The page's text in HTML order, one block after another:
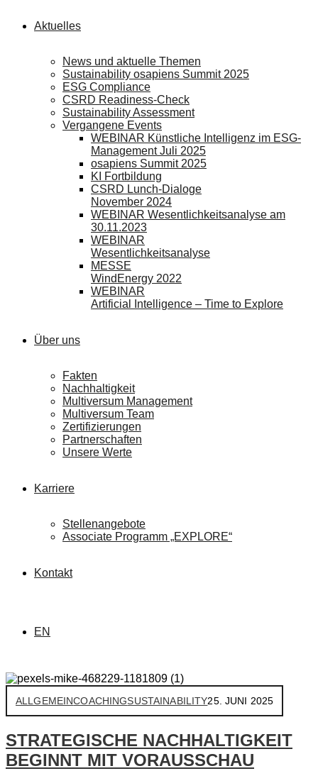
Aktuelles
News und aktuelle Themen
Sustainability osapiens Summit 2025
ESG Compliance
CSRD Readiness-Check
Sustainability Assessment
Vergangene Events
WEBINAR Künstliche Intelligenz im ESG-
Management Juli 2025
osapiens Summit 2025
KI Fortbildung
CSRD Lunch-Dialoge
November 2024
WEBINAR Wesentlichkeitsanalyse am
30.11.2023
WEBINAR
Wesentlichkeitsanalyse
MESSE
WindEnergy 2022
WEBINAR
Artificial Intelligence – Time to Explore
Über uns
Fakten
Nachhaltigkeit
Multiversum Management
Multiversum Team
Zertifizierungen
Partnerschaften
Unsere Werte
Karriere
Stellenangebote
Associate Programm „EXPLORE“
Kontakt
EN
ALLGEMEINCOACHINGSUSTAINABILITY25. JUNI 2025
STRATEGISCHE NACHHALTIGKEIT
BEGINNT MIT VORAUSSCHAU